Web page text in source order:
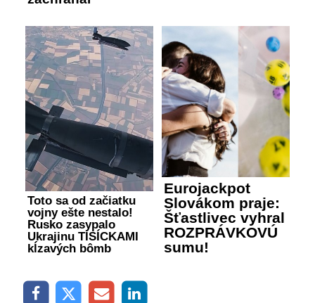
Toto sa od začiatku
vojny ešte nestalo!
Rusko zasypalo
Ukrajinu TISÍCKAMI
kĺzavých bômb
Eurojackpot
Slovákom praje:
Šťastlivec vyhral
ROZPRÁVKOVÚ
sumu!